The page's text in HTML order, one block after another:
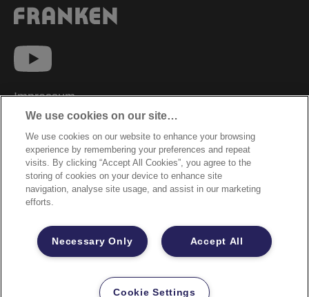
Impressum
Datenschutzhinweise
Datenzugriffsberechtigung
Sicherheitsdatenblätter
Cookie Richtlinie
Rechtliche Hinweise
Garantiebestimmungen
Site Map
©2026 ACCO Brands
We use cookies on our site…
We use cookies on our website to enhance your browsing
experience by remembering your preferences and repeat
visits. By clicking “Accept All Cookies”, you agree to the
storing of cookies on your device to enhance site
navigation, analyse site usage, and assist in our marketing
efforts.
Accept All
Necessary Only
Cookie Settings